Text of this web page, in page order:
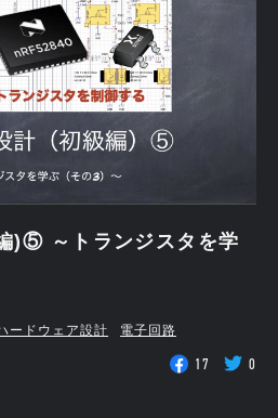
)⑤ ～トランジスタを学
ードウェア設計 電子回路
17 0